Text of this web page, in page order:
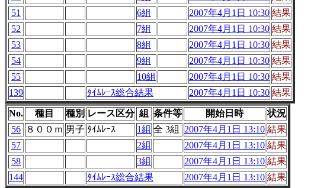
51
6組 2007年4月1日 10:30 結果
52
7組 2007年4月1日 10:30 結果
53
8組 2007年4月1日 10:30 結果
54
9組 2007年4月1日 10:30 結果
55
10組 2007年4月1日 10:30 結果
139
ﾀｲﾑﾚｰｽ総合結果 2007年4月1日 10:30 結果
No. 種目 種別 レース区分 組 条件等 開始日時
状況
56
８００ｍ 男子 ﾀｲﾑﾚｰｽ 1組 全 3組 2007年4月1日 13:10 結果
57
2組 2007年4月1日 13:10 結果
58
3組 2007年4月1日 13:10 結果
144
ﾀｲﾑﾚｰｽ総合結果 2007年4月1日 13:10 結果